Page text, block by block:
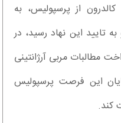
از پرسپولیس، به
تایید این نهاد رسید، در
مطالبات مربی آرژانتینی
این فرصت پرسپولیس
کند.